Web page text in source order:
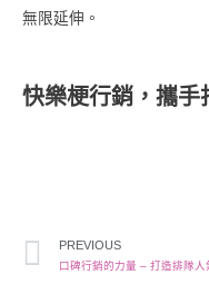
無限延伸。
快樂梗行銷，攜手
PREVIOUS